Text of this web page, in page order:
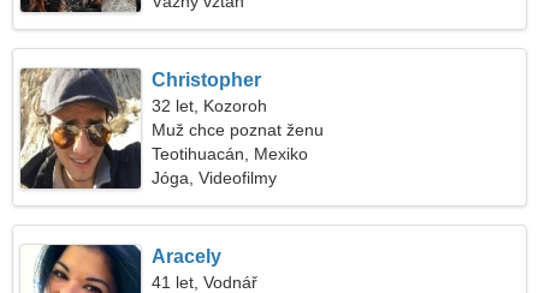
Christopher
32 let, Kozoroh
Muž chce poznat ženu
Teotihuacán, Mexiko
Jóga, Videofilmy
Aracely
41 let, Vodnář